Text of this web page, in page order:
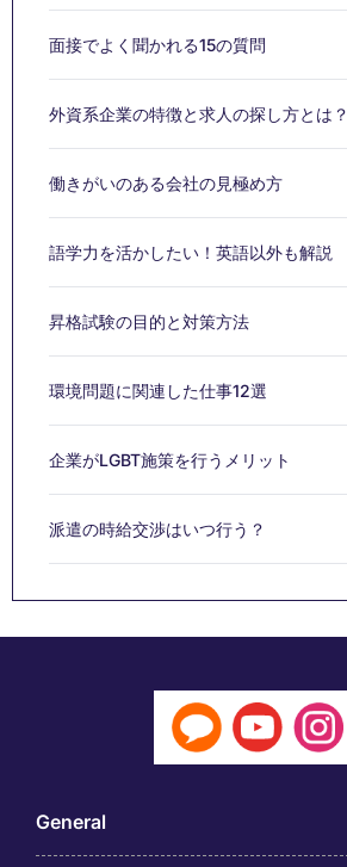
面接でよく聞かれる15の質問
外資系企業の特徴と求人の探し方とは？
働きがいのある会社の見極め方
語学力を活かしたい！英語以外も解説
昇格試験の目的と対策方法
環境問題に関連した仕事12選
企業がLGBT施策を行うメリット
派遣の時給交渉はいつ行う？
General